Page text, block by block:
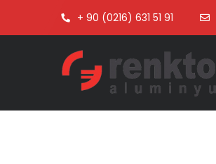
+ 90 (0216) 631 51 91